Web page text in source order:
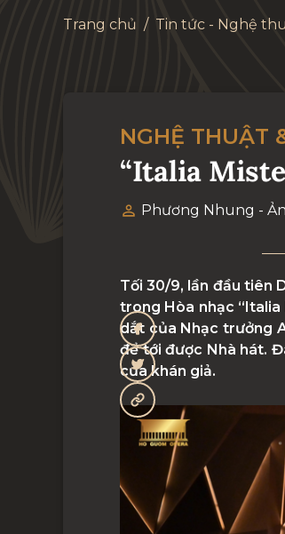
Trang chủ / Tin tức - Nghệ
NGHỆ THUẬT
“Italia
Phương Nhung -
Tối 30/9, lần đầu tiên
trong Hòa nhạc
dắt của Nhạc trưởng
để tới được Nhà hát.
của khán giả.